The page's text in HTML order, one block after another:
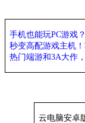
手机也能玩PC游戏
秒变高配游戏主机
热门端游和3A大作，
云电脑安卓